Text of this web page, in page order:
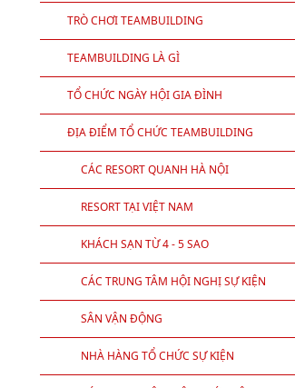
TRÒ CHƠI TEAMBUILDING
TEAMBUILDING LÀ GÌ
TỔ CHỨC NGÀY HỘI GIA ĐÌNH
ĐỊA ĐIỂM TỔ CHỨC TEAMBUILDING
CÁC RESORT QUANH HÀ NỘI
RESORT TẠI VIỆT NAM
KHÁCH SẠN TỪ 4 - 5 SAO
CÁC TRUNG TÂM HỘI NGHỊ SỰ KIỆN
SÂN VẬN ĐỘNG
NHÀ HÀNG TỔ CHỨC SỰ KIỆN